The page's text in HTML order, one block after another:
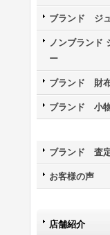
ブランド ジ
ノンブランド
ー
ブランド 財
ブランド 小
ブランド 査
お客様の声
店舗紹介